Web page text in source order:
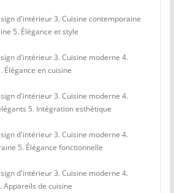
d'intérieur 3. Cuisine contemporaine
5. Élégance et style
d'intérieur 3. Cuisine moderne 4.
Élégance en cuisine
d'intérieur 3. Cuisine moderne 4.
5. Intégration esthétique
d'intérieur 3. Cuisine moderne 4.
5. Élégance fonctionnelle
d'intérieur 3. Cuisine moderne 4.
Appareils de cuisine